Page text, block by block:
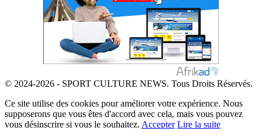
© 2024-2026 - SPORT CULTURE NEWS. Tous Droits Réservés.
Ce site utilise des cookies pour améliorer votre expérience. Nous
supposerons que vous êtes d'accord avec cela, mais vous pouvez
vous désinscrire si vous le souhaitez. Accepter Lire la suite